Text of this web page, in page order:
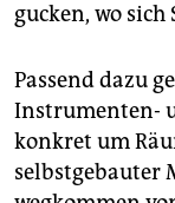
gucken, wo
Passend dazu
Instrumenten-
konkret um
selbstgebauter